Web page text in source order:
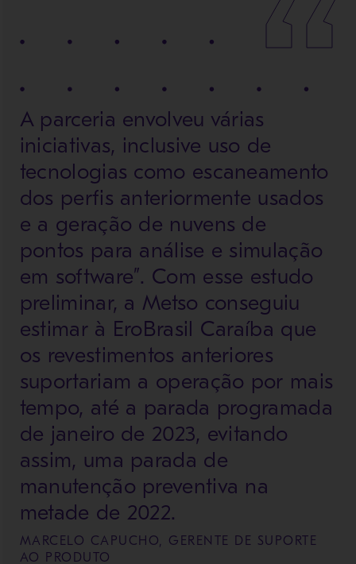
A parceria envolveu várias
iniciativas, inclusive uso de
tecnologias como escaneamento
dos perfis anteriormente usados
e a geração de nuvens de
pontos para análise e simulação
em software”. Com esse estudo
preliminar, a Metso conseguiu
estimar à EroBrasil Caraíba que
os revestimentos anteriores
suportariam a operação por mais
tempo, até a parada programada
de janeiro de 2023, evitando
assim, uma parada de
manutenção preventiva na
metade de 2022.
MARCELO CAPUCHO, GERENTE DE SUPORTE
AO PRODUTO